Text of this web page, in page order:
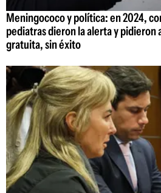
Meningococo y política: en 2024,
pediatras dieron la alerta y pidieron
gratuita, sin éxito